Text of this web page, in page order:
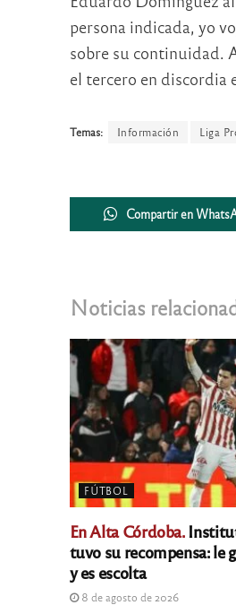
persona indicada, yo
sobre su continuidad.
el tercero en discordia
Temas: Información Liga
Compartir en
Noticias
FÚTBOL
En Alta Córdoba.
tuvo su recompensa: le
y es escolta
8 de agosto de 2026